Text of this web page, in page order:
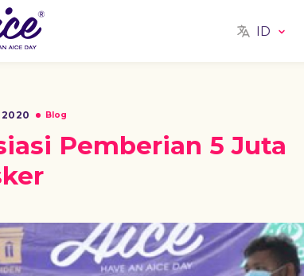
ID
Blog
Pemberian 5 Juta